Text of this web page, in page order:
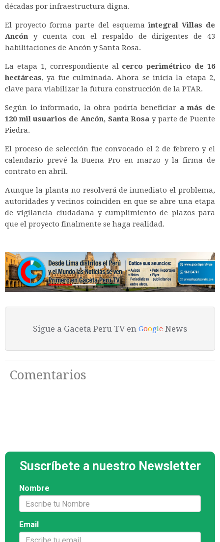
décadas por infraestructura digna.
El proyecto forma parte del esquemaintegral Villas de
Ancón y cuenta con el respaldo de dirigentes de 43
habilitaciones de Ancón y Santa Rosa.
La etapa 1, correspondiente al cerco perimétrico de 16
hectáreas, ya fue culminada. Ahora se inicia la etapa 2,
clave para viabilizar la futura construcción de la PTAR.
Según lo informado, la obra podría beneficiar a más de
120 mil usuarios de Ancón, Santa Rosa y parte de Puente
Piedra.
El proceso de selección fue convocado el 2 de febrero y el
calendario prevé la Buena Pro en marzo y la firma de
contrato en abril.
Aunque la planta no resolverá de inmediato el problema,
autoridades y vecinos coinciden en que se abre una etapa
de vigilancia ciudadana y cumplimiento de plazos para
que el proyecto finalmente se haga realidad.
Sigue a Gaceta Peru TV en Google News
Comentarios
Suscríbete a nuestro Newsletter
Nombre
Email